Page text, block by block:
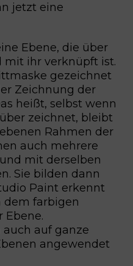
jetzt eine
Ebene, die über
mit ihr verknüpft ist.
gezeichnet
Zeichnung der
heißt, selbst wenn
zeichnet, bleibt
Rahmen der
auch mehrere
mit derselben
Sie bilden dann
Paint erkennt
dem farbigen
Ebene.
auf ganze
angewendet